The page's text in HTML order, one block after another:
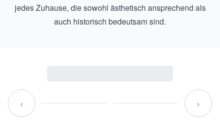
jedes Zuhause, die sowohl ästhetisch ansprechend als
auch historisch bedeutsam sind.
‹ ›